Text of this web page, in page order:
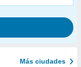
Más ciudades